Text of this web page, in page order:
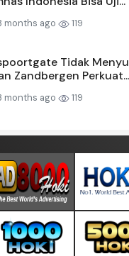
months ago 119
Tidak
Zandbergen Perkuat...
months ago 119